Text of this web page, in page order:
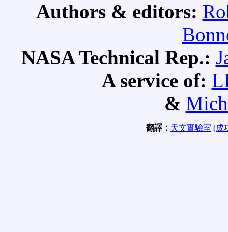
Authors & editors:
NASA Technical Rep.:
A service of:
&
翻譯： 天文實驗室 (成